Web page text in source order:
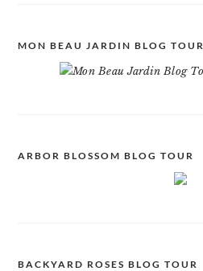
MON BEAU JARDIN BLOG TOUR
ARBOR BLOSSOM BLOG TOUR
BACKYARD ROSES BLOG TOUR